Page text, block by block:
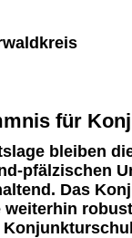
für
bleiben
pfälzischen
Das
weiterhin